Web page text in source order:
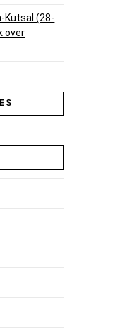
Kutsal (28-
over